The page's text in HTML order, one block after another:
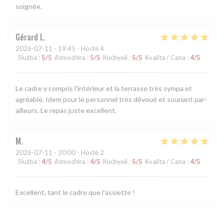
soignée.
Gérard L
2026-07-11 - 19:45 - Hosté 4
Služba : 5/5 Atmosféra : 5/5 Kuchyně : 5/5 Kvalita / Cena : 4/5
Le cadre y compris l'intérieur et la terrasse très sympa et
agréable. Idem pour le personnel très dévoué et souriant par-
ailleurs. Le repas juste excellent.
M
2026-07-11 - 20:00 - Hosté 2
Služba : 4/5 Atmosféra : 4/5 Kuchyně : 5/5 Kvalita / Cena : 4/5
Excellent, tant le cadre que l’assiette !